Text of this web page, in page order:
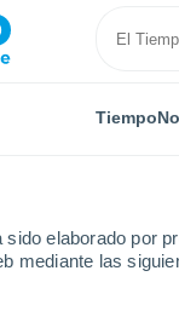
elaborado por
mediante las
Tiempo